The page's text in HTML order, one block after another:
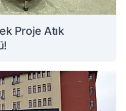
Proje Atık